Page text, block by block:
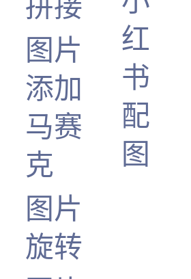
图片
添加
马赛
克
图片
旋转
红
书
配
图